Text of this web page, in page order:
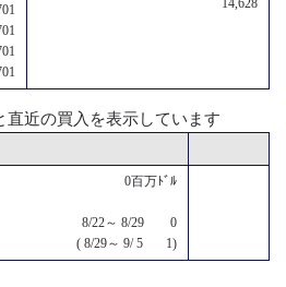
14,628
直近の買入を表示しています
0百万ﾄﾞﾙ
8/22～ 8/29 0
( 8/29～ 9/ 5 1)